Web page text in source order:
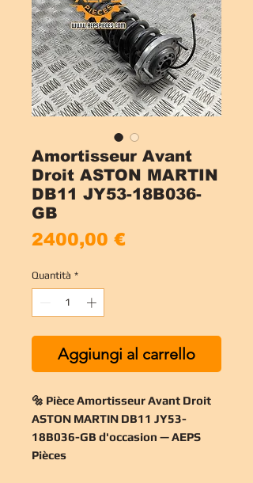
Amortisseur Avant
Droit ASTON MARTIN
DB11 JY53-18B036-
GB
2400,00 €
Quantità *
Aggiungi al carrello
🔩 Pièce Amortisseur Avant Droit
ASTON MARTIN DB11 JY53-
18B036-GB d'occasion — AEPS
Pièces